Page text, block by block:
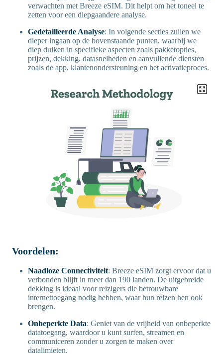
verwachten met Breeze eSIM. Dit helpt om het toneel te
zetten voor een diepgaandere analyse.
Gedetailleerde Analyse: In volgende secties zullen we
dieper ingaan op de bovenstaande punten, waarbij we
diep duiken in specifieke aspecten zoals pakketopties,
prijzen, dekking, datasnelheden en aanvullende diensten
zoals de app, klantenondersteuning en het activatieproces.
Voordelen:
Naadloze Connectiviteit: Breeze eSIM zorgt ervoor dat u
verbonden blijft in meer dan 190 landen. De uitgebreide
dekking is ideaal voor reizigers die betrouwbare
internettoegang nodig hebben, waar hun reizen hen ook
brengen.
Onbeperkte Data: Geniet van de vrijheid van onbeperkte
datatoegang, waardoor u kunt surfen, streamen en
communiceren zonder u zorgen te maken over
datalimieten.